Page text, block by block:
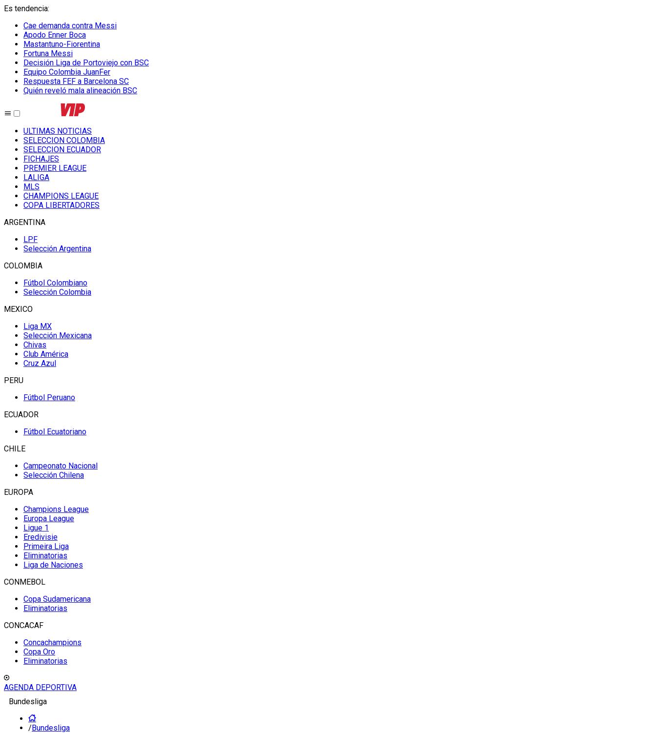
Es tendencia:
Cae demanda contra Messi
Apodo Enner Boca
Mastantuno-Fiorentina
Fortuna Messi
Decisión Liga de Portoviejo con BSC
Equipo Colombia JuanFer
Respuesta FEF a Barcelona SC
Quién reveló mala alineación BSC
ULTIMAS NOTICIAS
SELECCION COLOMBIA
SELECCION ECUADOR
FICHAJES
PREMIER LEAGUE
LALIGA
MLS
CHAMPIONS LEAGUE
COPA LIBERTADORES
ARGENTINA
LPF
Selección Argentina
COLOMBIA
Fútbol Colombiano
Selección Colombia
MEXICO
Liga MX
Selección Mexicana
Chivas
Club América
Cruz Azul
PERU
Fútbol Peruano
ECUADOR
Fútbol Ecuatoriano
CHILE
Campeonato Nacional
Selección Chilena
EUROPA
Champions League
Europa League
Ligue 1
Eredivisie
Primeira Liga
Eliminatorias
Liga de Naciones
CONMEBOL
Copa Sudamericana
Eliminatorias
CONCACAF
Concachampions
Copa Oro
Eliminatorias
AGENDA DEPORTIVA
Bundesliga
/Bundesliga